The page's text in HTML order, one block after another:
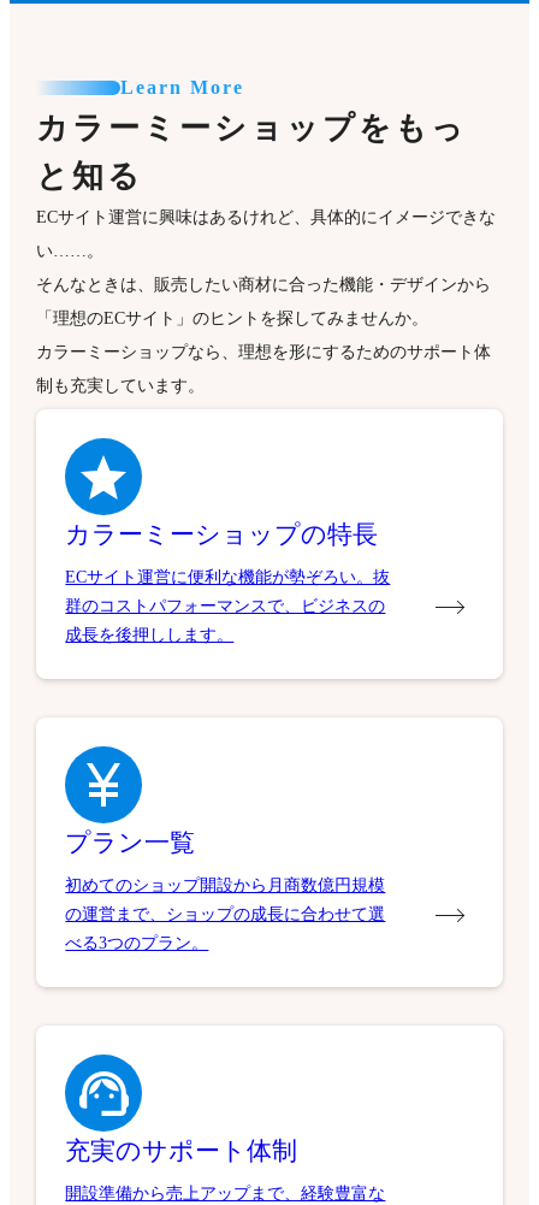
Learn More
カラーミーショップをもっ
と知る
ECサイト運営に興味はあるけれど、具体的にイメージできな
い……。
そんなときは、販売したい商材に合った機能・デザインから
「理想のECサイト」のヒントを探してみませんか。
カラーミーショップなら、理想を形にするためのサポート体
制も充実しています。
カラーミーショップの特長
ECサイト運営に便利な機能が勢ぞろい。抜
群のコストパフォーマンスで、ビジネスの
成長を後押しします。
プラン一覧
初めてのショップ開設から月商数億円規模
の運営まで、ショップの成長に合わせて選
べる3つのプラン。
充実のサポート体制
開設準備から売上アップまで、経験豊富な